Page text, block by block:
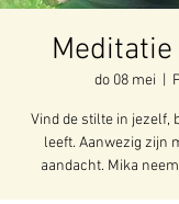
do 08 mei
Vind de stilte in jezelf,
leeft. Aanwezig zijn
aandacht. Mika